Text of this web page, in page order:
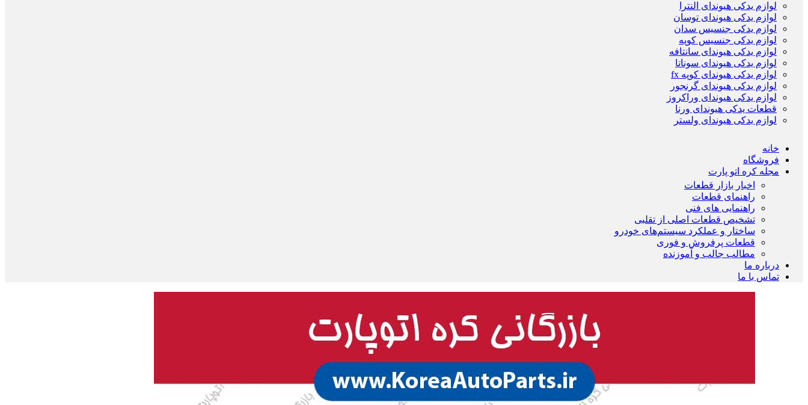
لوازم یدکی هیوندای النترا
لوازم یدکی هیوندای توسان
لوازم یدکی جنسیس سدان
لوازم یدکی جنسیس کوپه
لوازم یدکی هیوندای سانتافه
لوازم یدکی هیوندای سوناتا
لوازم یدکی هیوندای کوپه fx
لوازم یدکی هیوندای گرنجور
لوازم یدکی هیوندای وراکروز
قطعات یدکی هیوندای ورنا
لوازم یدکی هیوندای ولستر
خانه
فروشگاه
مجله کره اتو پارت
اخبار بازار قطعات
راهنمای قطعات
راهنمایی های فنی
تشخیص قطعات اصلی از تقلبی
ساختار و عملکرد سیستم‌های خودرو
قطعات پرفروش و فوری
مطالب جالب و آموزنده
درباره ما
تماس با ما